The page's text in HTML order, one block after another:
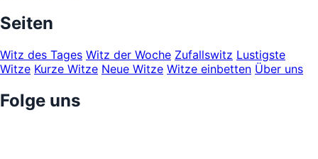
Seiten
Witz des Tages Witz der Woche Zufallswitz Lustigste
Witze Kurze Witze Neue Witze Witze einbetten Über uns
Folge uns